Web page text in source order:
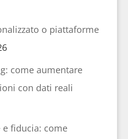
o piattaforme
come aumentare
con dati reali
fiducia: come